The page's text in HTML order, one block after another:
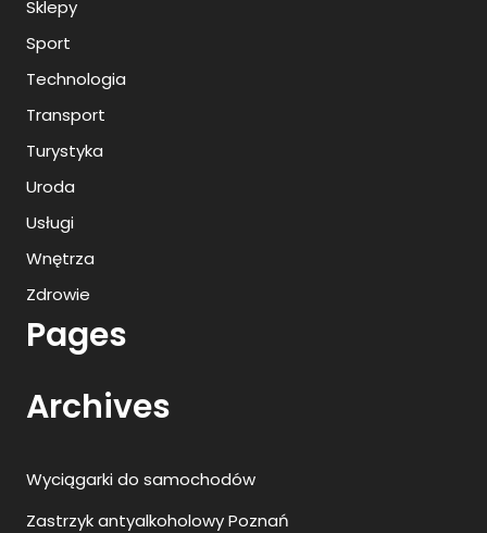
Sklepy
Sport
Technologia
Transport
Turystyka
Uroda
Usługi
Wnętrza
Zdrowie
Pages
Archives
Wyciągarki do samochodów
Zastrzyk antyalkoholowy Poznań